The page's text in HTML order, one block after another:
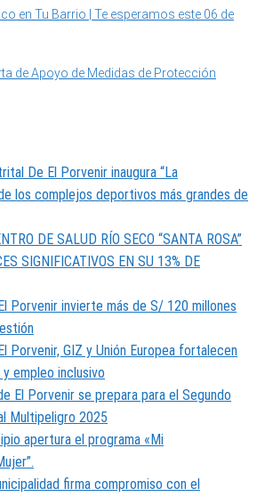
en Tu Barrio | Te esperamos este 06 de
de Apoyo de Medidas de Protección
De El Porvenir inaugura “La
los complejos deportivos más grandes de
DE SALUD RÍO SECO “SANTA ROSA”
SIGNIFICATIVOS EN SU 13% DE
Porvenir invierte más de S/ 120 millones
Porvenir, GIZ y Unión Europea fortalecen
empleo inclusivo
El Porvenir se prepara para el Segundo
Multipeligro 2025
apertura el programa «Mi
firma compromiso con el